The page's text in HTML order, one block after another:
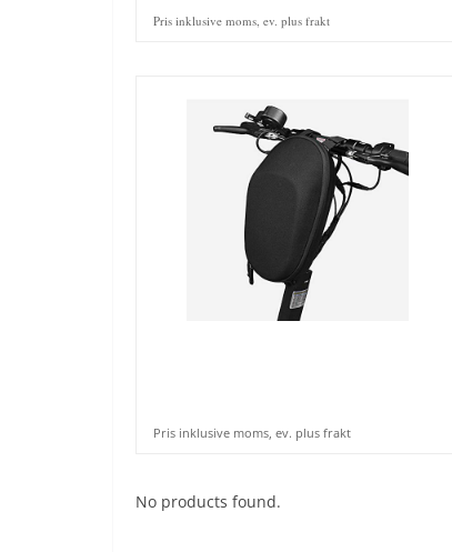
Pris inklusive moms, ev. plus frakt
Pris inklusive moms, ev. plus frakt
No products found.